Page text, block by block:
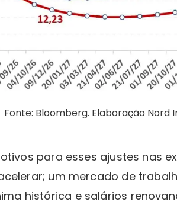
Fonte: Bloomberg. Elaboração Nord
para esses ajustes nas
um mercado de
histórica e salários